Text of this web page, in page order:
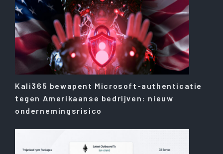
Kali365 bewapent Microsoft-authenticatie
tegen Amerikaanse bedrijven: nieuw
ondernemingsrisico